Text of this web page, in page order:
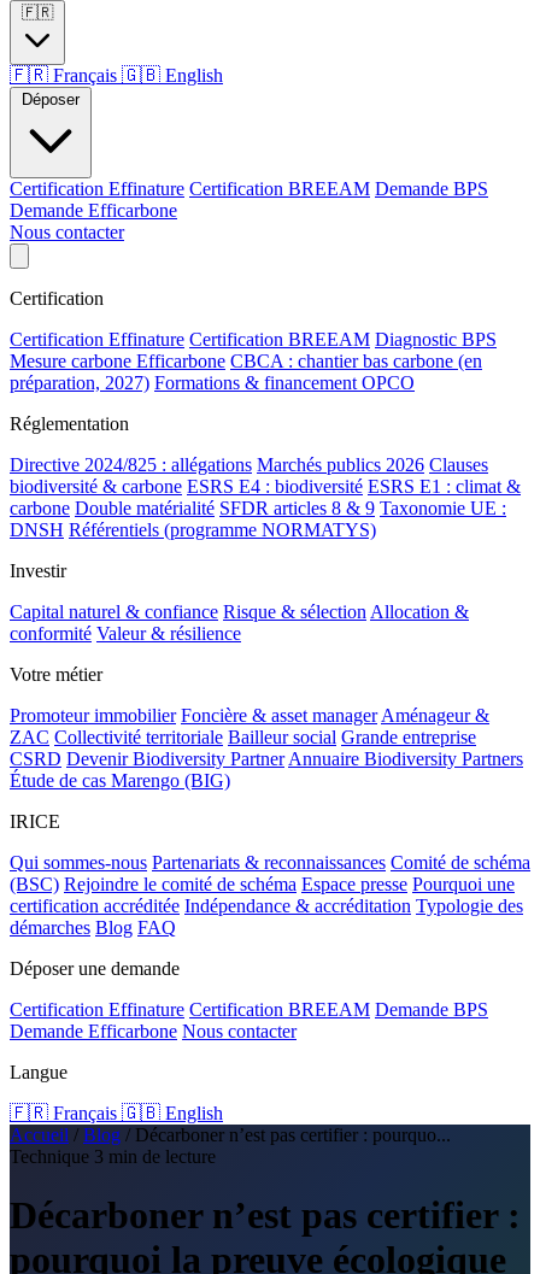
🇫🇷
🇫🇷 Français 🇬🇧 English
Déposer
Certification Effinature Certification BREEAM Demande BPS
Demande Efficarbone
Nous contacter
Certification
Certification Effinature Certification BREEAM Diagnostic BPS
Mesure carbone Efficarbone CBCA : chantier bas carbone (en
préparation, 2027) Formations & financement OPCO
Réglementation
Directive 2024/825 : allégations Marchés publics 2026 Clauses
biodiversité & carbone ESRS E4 : biodiversité ESRS E1 : climat &
carbone Double matérialité SFDR articles 8 & 9 Taxonomie UE :
DNSH Référentiels (programme NORMATYS)
Investir
Capital naturel & confiance Risque & sélection Allocation &
conformité Valeur & résilience
Votre métier
Promoteur immobilier Foncière & asset manager Aménageur &
ZAC Collectivité territoriale Bailleur social Grande entreprise
CSRD Devenir Biodiversity Partner Annuaire Biodiversity Partners
Étude de cas Marengo (BIG)
IRICE
Qui sommes-nous Partenariats & reconnaissances Comité de schéma
(BSC) Rejoindre le comité de schéma Espace presse Pourquoi une
certification accréditée Indépendance & accréditation Typologie des
démarches Blog FAQ
Déposer une demande
Certification Effinature Certification BREEAM Demande BPS
Demande Efficarbone Nous contacter
Langue
🇫🇷 Français 🇬🇧 English
Accueil / Blog / Décarboner n’est pas certifier : pourquo...
Technique 3 min de lecture
Décarboner n’est pas certifier :
pourquoi la preuve écologique